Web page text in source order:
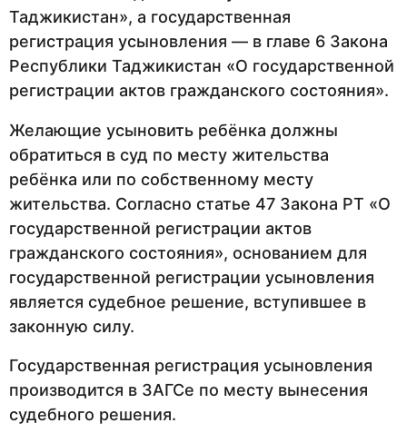
Таджикистан», а государственная
регистрация усыновления — в главе 6 Закона
Республики Таджикистан «О государственной
регистрации актов гражданского состояния».
Желающие усыновить ребёнка должны
обратиться в суд по месту жительства
ребёнка или по собственному месту
жительства. Согласно статье 47 Закона РТ «О
государственной регистрации актов
гражданского состояния», основанием для
государственной регистрации усыновления
является судебное решение, вступившее в
законную силу.
Государственная регистрация усыновления
производится в ЗАГСе по месту вынесения
судебного решения.